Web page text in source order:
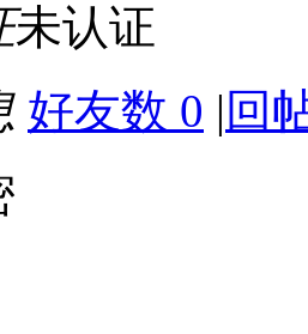
未认证
好友数 0 | 回